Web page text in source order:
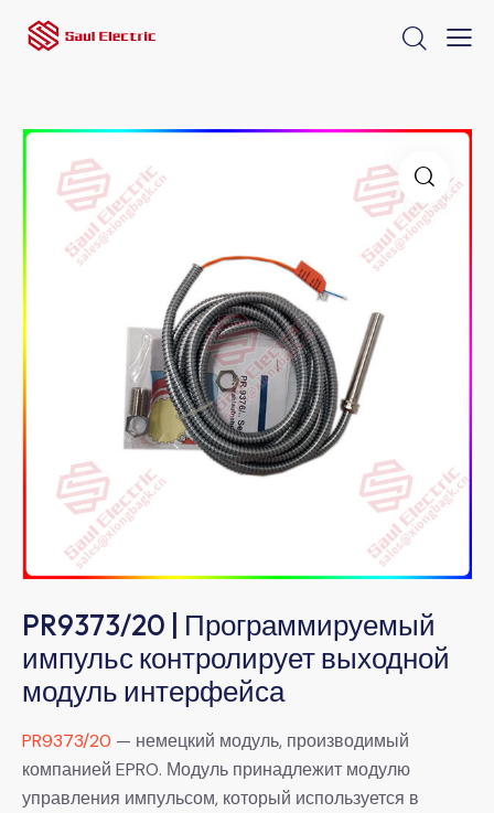
PR9373/20 | Программируемый
импульс контролирует выходной
модуль интерфейса
PR9373/20 — немецкий модуль, производимый
компанией EPRO. Модуль принадлежит модулю
управления импульсом, который используется в